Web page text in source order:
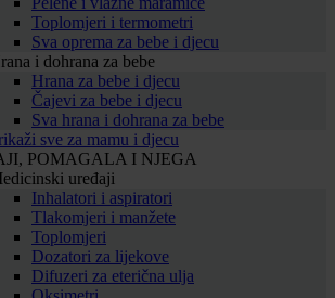
Toplomjeri i termometri
Sva oprema za bebe i djecu
i dohrana za bebe
Hrana za bebe i djecu
Čajevi za bebe i djecu
Sva hrana i dohrana za bebe
sve za mamu i djecu
POMAGALA I NJEGA
uređaji
Inhalatori i aspiratori
Tlakomjeri i manžete
Toplomjeri
Dozatori za lijekove
Difuzeri za eterična ulja